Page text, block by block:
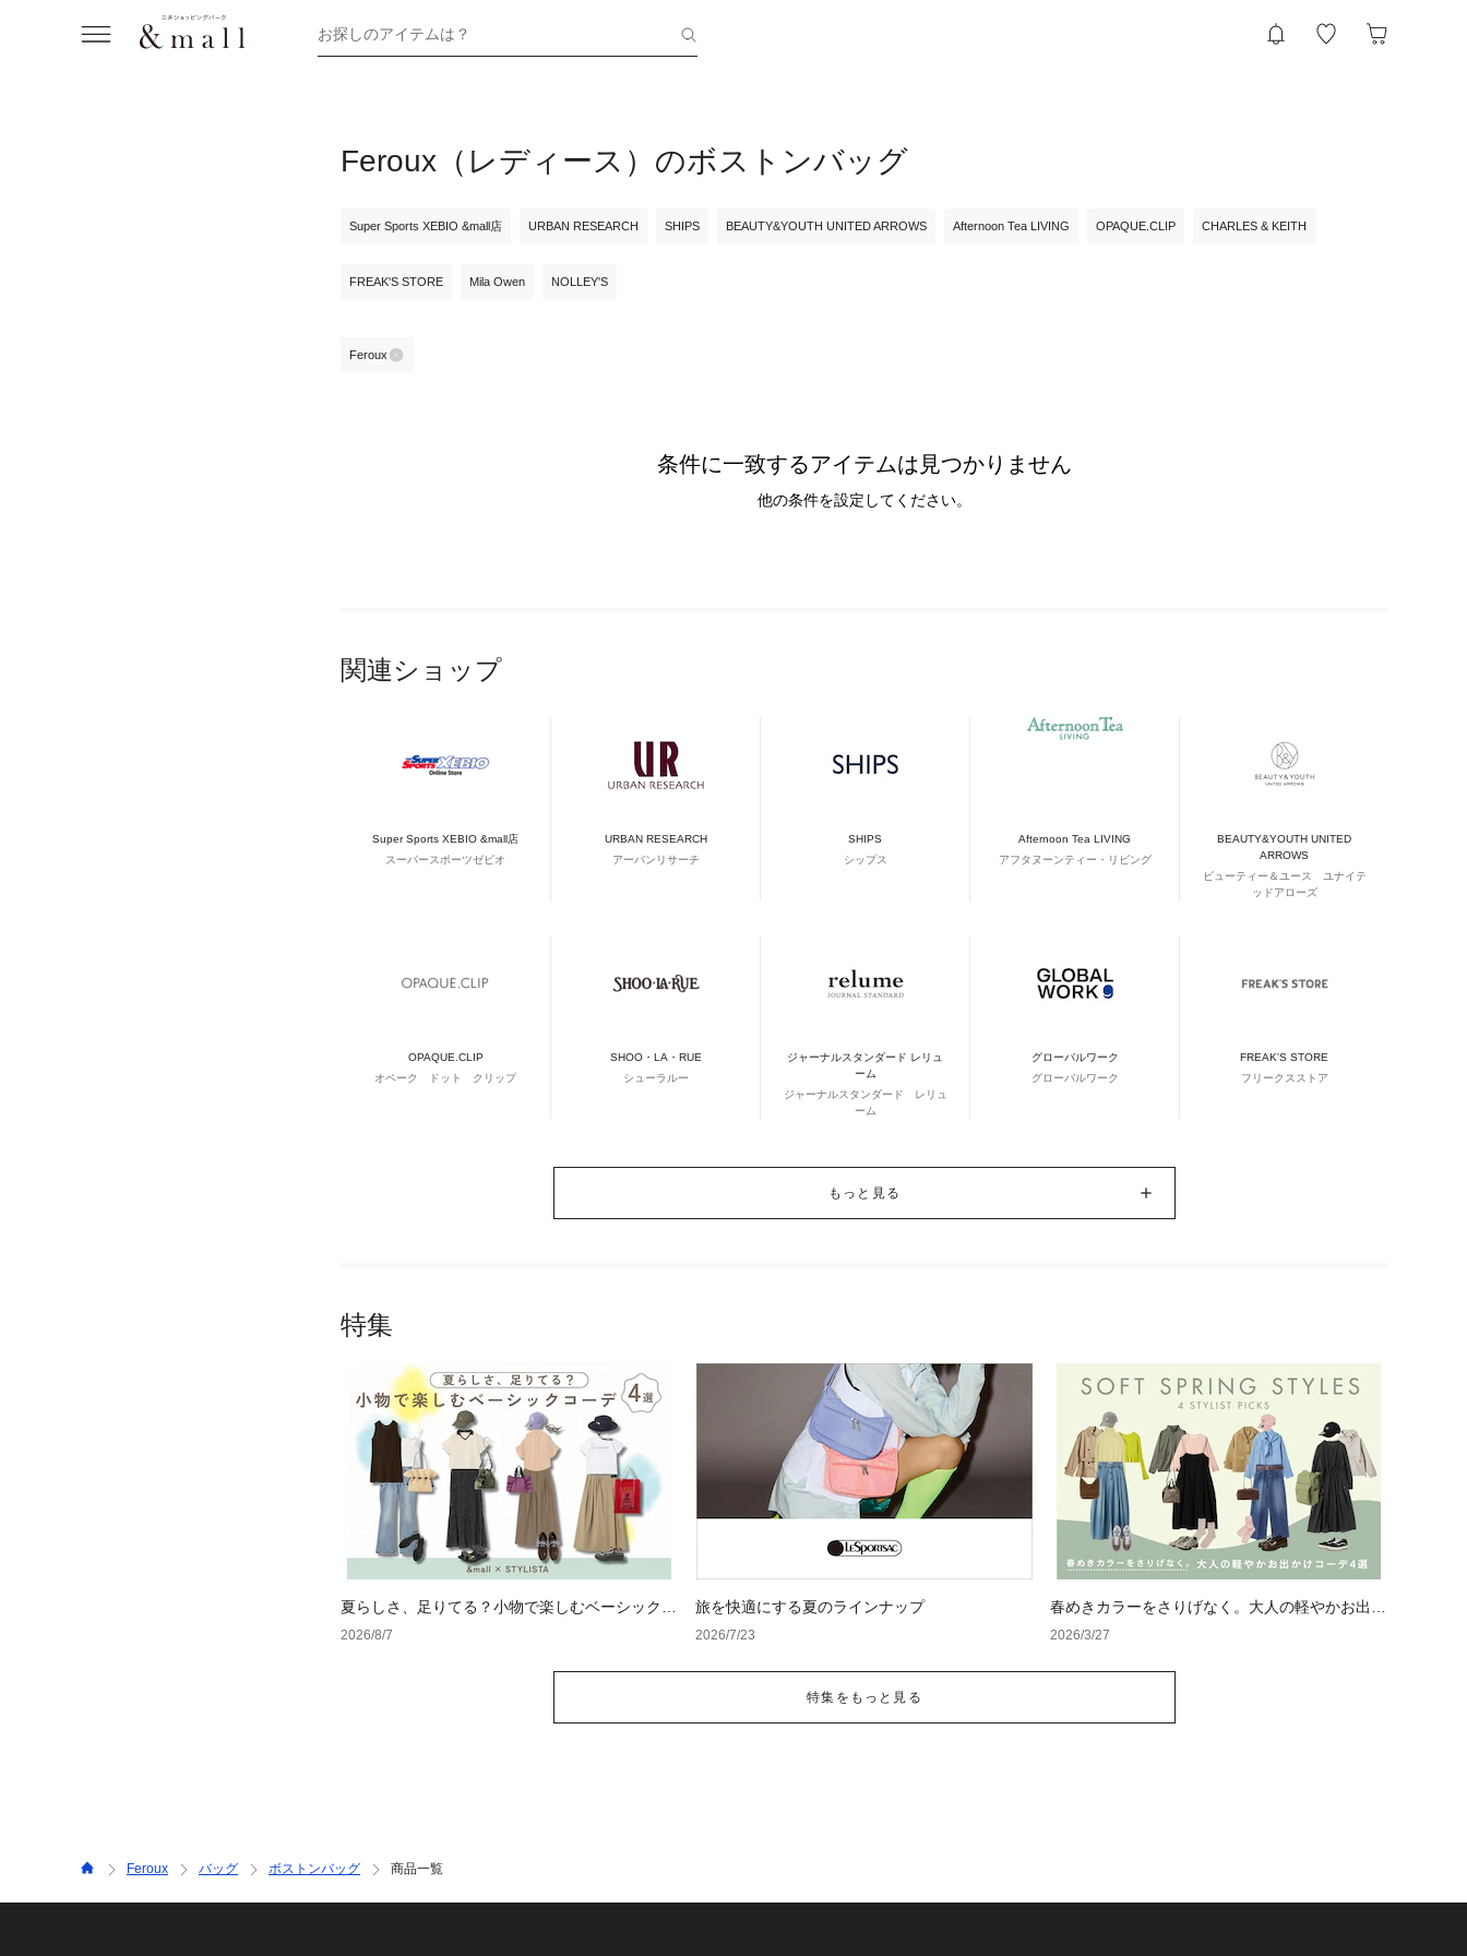
お探しのアイテムは？
Feroux（レディース）のボストンバッグ
Super Sports XEBIO &mall店 URBAN RESEARCH SHIPS BEAUTY&YOUTH UNITED ARROWS Afternoon Tea LIVING OPAQUE.CLIP CHARLES & KEITH
FREAK'S STORE Mila Owen NOLLEY'S
Feroux
条件に一致するアイテムは見つかりません
他の条件を設定してください。
関連ショップ
Super Sports XEBIO &mall店
スーパースポーツゼビオ
URBAN RESEARCH
アーバンリサーチ
SHIPS
シップス
Afternoon Tea LIVING
アフタヌーンティー・リビング
BEAUTY&YOUTH UNITED
ARROWS
ビューティー＆ユース ユナイテ
ッドアローズ
OPAQUE.CLIP
オペーク ドット クリップ
SHOO・LA・RUE
シューラルー
ジャーナルスタンダード レリュ
ーム
ジャーナルスタンダード レリュ
ーム
グローバルワーク
グローバルワーク
FREAK'S STORE
フリークスストア
もっと見る
特集
夏らしさ、足りてる？小物で楽しむベーシックコ
ーデ4選
2026/8/7
旅を快適にする夏のラインナップ
2026/7/23
春めきカラーをさりげなく。大人の軽やかお出か
けコーデ4選
2026/3/27
特集をもっと見る
Feroux バッグ ボストンバッグ 商品一覧